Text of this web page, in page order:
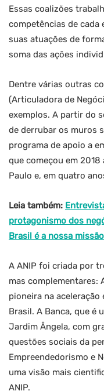
Essas coalizões
competências de cada
suas atuações de
soma das ações
Dentre várias outras
(Articuladora de
exemplos. A partir do
de derrubar os muros
programa de apoio a
que começou em 2018
Paulo e, em quatro
Leia também:
protagonismo dos
Brasil é a nossa
A ANIP foi criada por
mas complementares:
pioneira na
Brasil. A Banca, que é
Jardim Ângela, com
questões sociais da
Empreendedorismo e
uma visão mais
ANIP.